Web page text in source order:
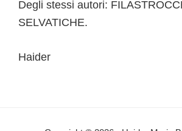
Degli stessi autori:
SELVATICHE.
Haider